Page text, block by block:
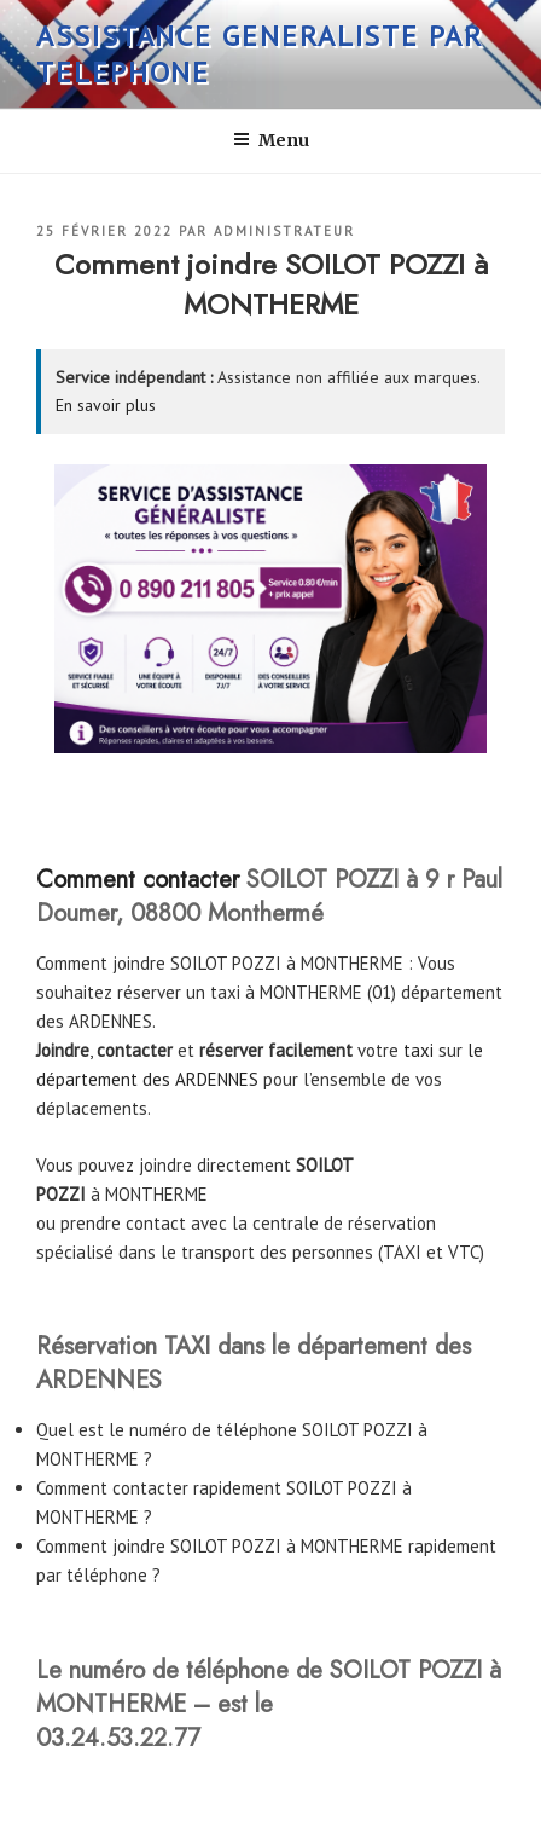
Aller
au
contenu
principal
ASSISTANCE GENERALISTE PAR
TELEPHONE
Menu
PUBLIÉ
25 FÉVRIER 2022 PAR ADMINISTRATEUR
Comment joindre SOILOT POZZI à
MONTHERME
Service indépendant :Assistance non affiliée aux marques.
En savoir plus
Comment contacterSOILOT POZZI à 9 r Paul
Doumer, 08800 Monthermé
Comment joindre SOILOT POZZI à MONTHERME : Vous
souhaitez réserver un taxi à MONTHERME (01) département
des ARDENNES.
Joindre,contacteret réserver facilement votre taxi sur le
département des ARDENNES pour l’ensemble de vos
déplacements.
Vous pouvez joindre directement SOILOT
POZZI à MONTHERME
ou prendre contact avec la centrale de réservation
spécialisé dans le transport des personnes (TAXI et VTC)
Réservation TAXI dans le département des
ARDENNES
Quel est le numéro de téléphone SOILOT POZZI à
MONTHERME ?
Comment contacter rapidement SOILOT POZZI à
MONTHERME ?
Comment joindre SOILOT POZZI à MONTHERME rapidement
par téléphone ?
Le numéro de téléphone de SOILOT POZZI à
MONTHERME – est le
03.24.53.22.77